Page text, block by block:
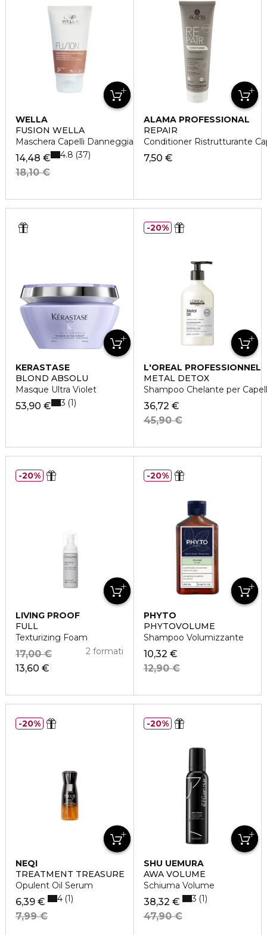
WELLA
FUSION WELLA
Maschera Capelli Danneggiati
14,48 €
18,10 €
4.8 37
ALAMA PROFESSIONAL
REPAIR
Conditioner Ristrutturante
7,50 €
KERASTASE
BLOND ABSOLU
Masque Ultra Violet
53,90 € 3 1
L'OREAL PROFESSIONNEL
METAL DETOX
Shampoo Chelante per
36,72 €
45,90 €
20%
LIVING PROOF
FULL
Texturizing Foam
13,60 €
17,00 € 2 formati
20%
PHYTO
PHYTOVOLUME
Shampoo Volumizzante
10,32 €
12,90 €
20%
NEQI
TREATMENT TREASURE
Opulent Oil Serum
6,39 €
7,99 €
4 1
20%
SHU UEMURA
AWA VOLUME
Schiuma Volume
38,32 €
47,90 €
3 1
20%